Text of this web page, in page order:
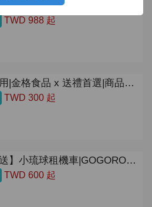
TWD 988 起
即買即用|金格食品 x 送禮首選|商品提貨券
TWD 300 起
【含接送】小琉球租機車|GOGORO 租借|77go 電動車租借
TWD 600 起